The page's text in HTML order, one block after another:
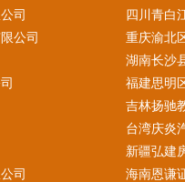
司
四川青白
公司
重庆渝北
湖南长沙
福建思明
吉林扬驰
台湾庆炎
新疆弘建
司
海南恩谦